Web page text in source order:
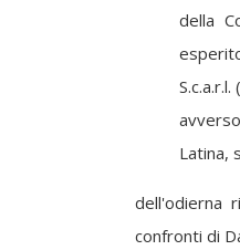
della
Latina,
dell'odierna
confronti di